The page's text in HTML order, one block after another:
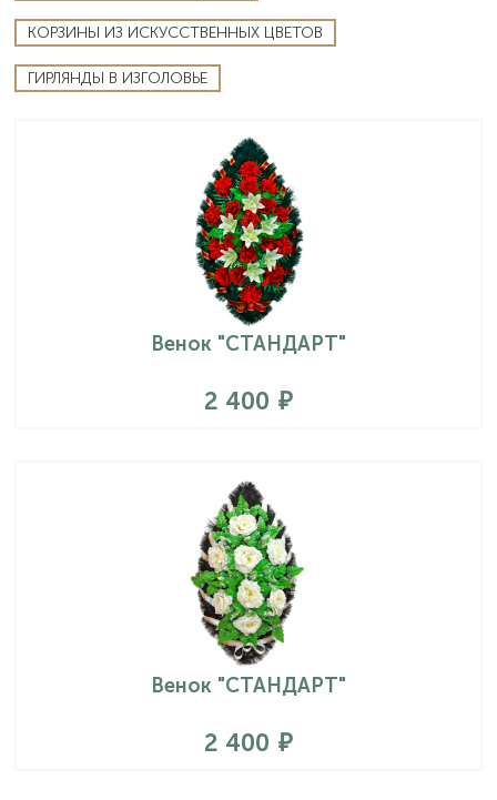
КОРЗИНЫ ИЗ ИСКУССТВЕННЫХ ЦВЕТОВ
ГИРЛЯНДЫ В ИЗГОЛОВЬЕ
Венок "СТАНДАРТ"
2 400
Венок "СТАНДАРТ"
2 400